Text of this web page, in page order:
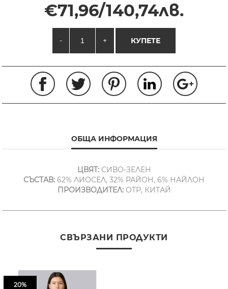
€71,96/140,74лв.
- + КУПЕТЕ
ОБЩА ИНФОРМАЦИЯ
ЦВЯТ:СИВО-ЗЕЛЕН
СЪСТАВ: 62% ЛИОСЕЛ, 32% РАЙОН, 6% НАЙЛОН
ПРОИЗВОДИТЕЛ:OTP, КИТАЙ
СВЪРЗАНИ ПРОДУКТИ
20%